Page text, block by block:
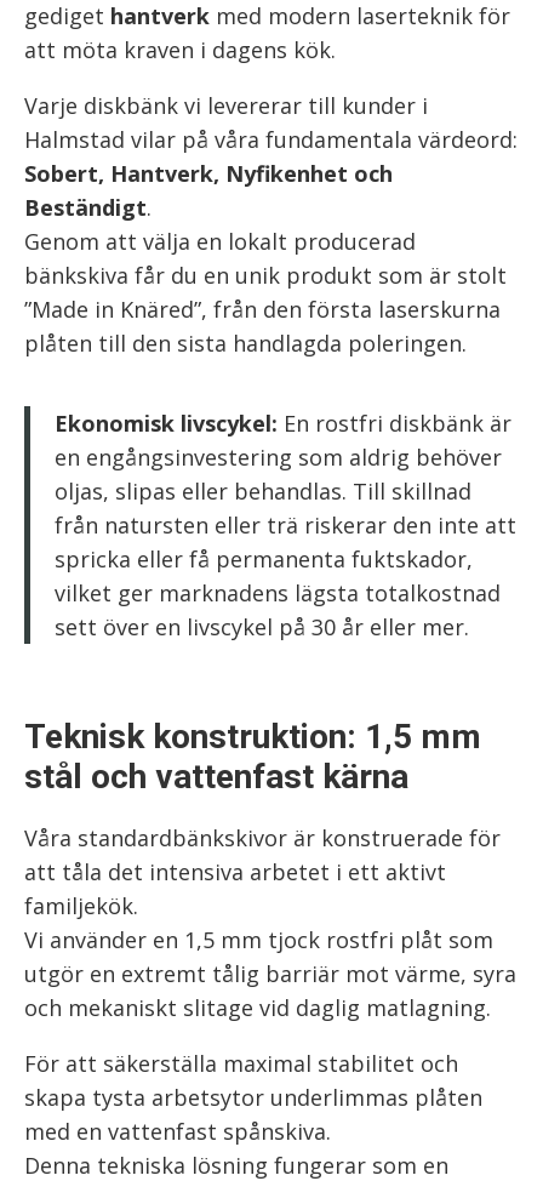
gediget hantverk med modern laserteknik för
att möta kraven i dagens kök.
Varje diskbänk vi levererar till kunder i
Halmstad vilar på våra fundamentala värdeord:
Sobert, Hantverk, Nyfikenhet och
Beständigt.
Genom att välja en lokalt producerad
bänkskiva får du en unik produkt som är stolt
”Made in Knäred”, från den första laserskurna
plåten till den sista handlagda poleringen.
Ekonomisk livscykel: En rostfri diskbänk är
en engångsinvestering som aldrig behöver
oljas, slipas eller behandlas. Till skillnad
från natursten eller trä riskerar den inte att
spricka eller få permanenta fuktskador,
vilket ger marknadens lägsta totalkostnad
sett över en livscykel på 30 år eller mer.
Teknisk konstruktion: 1,5 mm
stål och vattenfast kärna
Våra standardbänkskivor är konstruerade för
att tåla det intensiva arbetet i ett aktivt
familjekök.
Vi använder en 1,5 mm tjock rostfri plåt som
utgör en extremt tålig barriär mot värme, syra
och mekaniskt slitage vid daglig matlagning.
För att säkerställa maximal stabilitet och
skapa tysta arbetsytor underlimmas plåten
med en vattenfast spånskiva.
Denna tekniska lösning fungerar som en